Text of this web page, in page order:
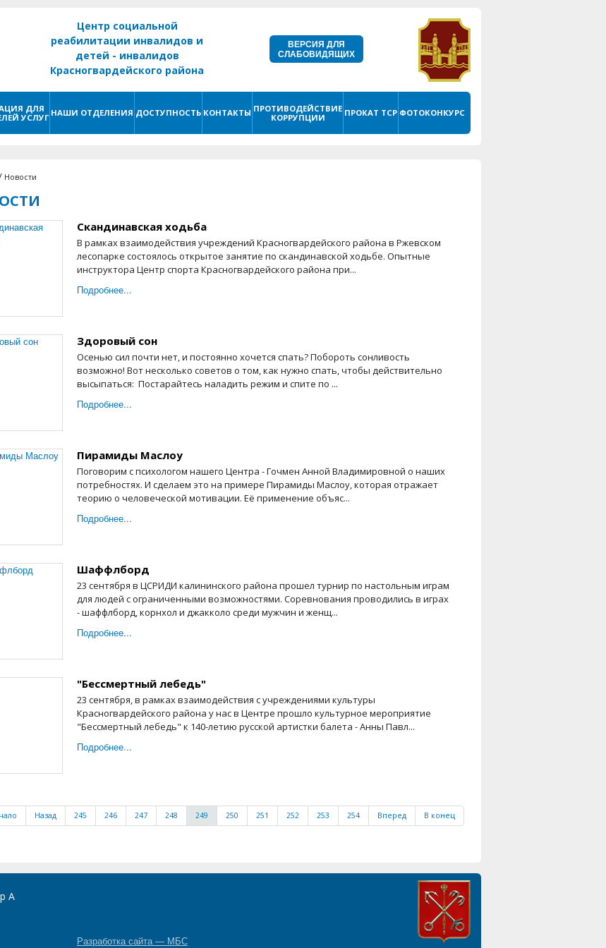
Центр социальной
реабилитации инвалидов и
детей - инвалидов
Красногвардейского района
ВЕРСИЯ ДЛЯ
СЛАБОВИДЯЩИХ
ДЛЯ
УСЛУГ НАШИ ОТДЕЛЕНИЯ ДОСТУПНОСТЬ КОНТАКТЫ ПРОТИВОДЕЙСТВИЕ
КОРРУПЦИИ
ПРОКАТ ТСР ФОТОКОНКУРС
Новости
Скандинавская ходьба
В рамках взаимодействия учреждений Красногвардейского района в Ржевском
лесопарке состоялось открытое занятие по скандинавской ходьбе. Опытные
инструктора Центр спорта Красногвардейского района при...
Подробнее...
Здоровый сон
Осенью сил почти нет, и постоянно хочется спать? Побороть сонливость
возможно! Вот несколько советов о том, как нужно спать, чтобы действительно
высыпаться: Постарайтесь наладить режим и спите по ...
Подробнее...
Пирамиды Маслоу
Поговорим с психологом нашего Центра - Гочмен Анной Владимировной о наших
потребностях. И сделаем это на примере Пирамиды Маслоу, которая отражает
теорию о человеческой мотивации. Её применение объяс...
Подробнее...
Шаффлборд
23 сентября в ЦСРИДИ калининского района прошел турнир по настольным играм
для людей с ограниченными возможностями. Соревнования проводились в играх
- шаффлборд, корнхол и джакколо среди мужчин и женщ...
Подробнее...
"Бессмертный лебедь"
23 сентября, в рамках взаимодействия с учреждениями культуры
Красногвардейского района у нас в Центре прошло культурное мероприятие
"Бессмертный лебедь" к 140-летию русской артистки балета - Анны Павл...
Подробнее...
Назад 245 246 247 248 249 250 251 252 253 254 Вперед В конец
А
Разработка сайта — МБС